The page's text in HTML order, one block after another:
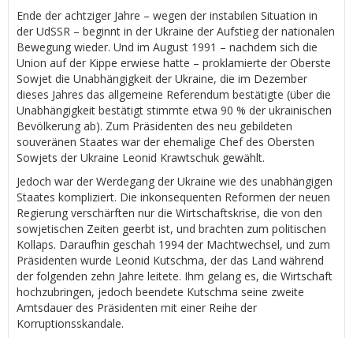
Ende der achtziger Jahre – wegen der instabilen Situation in
der UdSSR – beginnt in der Ukraine der Aufstieg der nationalen
Bewegung wieder. Und im August 1991 – nachdem sich die
Union auf der Kippe erwiese hatte – proklamierte der Oberste
Sowjet die Unabhängigkeit der Ukraine, die im Dezember
dieses Jahres das allgemeine Referendum bestätigte (über die
Unabhängigkeit bestätigt stimmte etwa 90 % der ukrainischen
Bevölkerung ab). Zum Präsidenten des neu gebildeten
souveränen Staates war der ehemalige Chef des Obersten
Sowjets der Ukraine Leonid Krawtschuk gewählt.
Jedoch war der Werdegang der Ukraine wie des unabhängigen
Staates kompliziert. Die inkonsequenten Reformen der neuen
Regierung verschärften nur die Wirtschaftskrise, die von den
sowjetischen Zeiten geerbt ist, und brachten zum politischen
Kollaps. Daraufhin geschah 1994 der Machtwechsel, und zum
Präsidenten wurde Leonid Kutschma, der das Land während
der folgenden zehn Jahre leitete. Ihm gelang es, die Wirtschaft
hochzubringen, jedoch beendete Kutschma seine zweite
Amtsdauer des Präsidenten mit einer Reihe der
Korruptionsskandale.